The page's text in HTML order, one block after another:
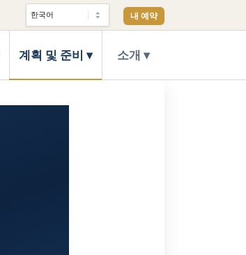
내 예약
계획 및 준비 소개